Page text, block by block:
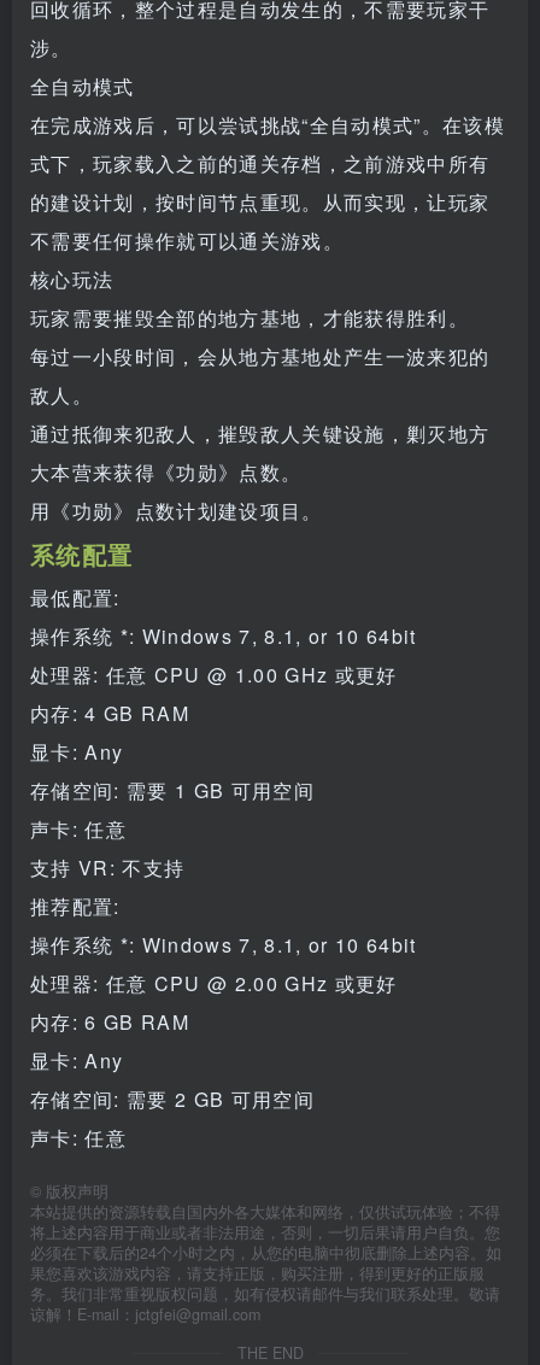
回收循环，整个过程是自动发生的，不需要玩家干
涉。
全自动模式
在完成游戏后，可以尝试挑战“全自动模式”。在该模
式下，玩家载入之前的通关存档，之前游戏中所有
的建设计划，按时间节点重现。从而实现，让玩家
不需要任何操作就可以通关游戏。
核心玩法
玩家需要摧毁全部的地方基地，才能获得胜利。
每过一小段时间，会从地方基地处产生一波来犯的
敌人。
通过抵御来犯敌人，摧毁敌人关键设施，剿灭地方
大本营来获得《功勋》点数。
用《功勋》点数计划建设项目。
系统配置
最低配置:
操作系统 *: Windows 7, 8.1, or 10 64bit
处理器: 任意 CPU @ 1.00 GHz 或更好
内存: 4 GB RAM
显卡: Any
存储空间: 需要 1 GB 可用空间
声卡: 任意
支持 VR: 不支持
推荐配置:
操作系统 *: Windows 7, 8.1, or 10 64bit
处理器: 任意 CPU @ 2.00 GHz 或更好
内存: 6 GB RAM
显卡: Any
存储空间: 需要 2 GB 可用空间
声卡: 任意
© 版权声明
本站提供的资源转载自国内外各大媒体和网络，仅供试玩体验；不得
将上述内容用于商业或者非法用途，否则，一切后果请用户自负。您
必须在下载后的24个小时之内，从您的电脑中彻底删除上述内容。如
果您喜欢该游戏内容，请支持正版，购买注册，得到更好的正版服
务。我们非常重视版权问题，如有侵权请邮件与我们联系处理。敬请
谅解！E-mail：jctgfei@gmail.com
THE END